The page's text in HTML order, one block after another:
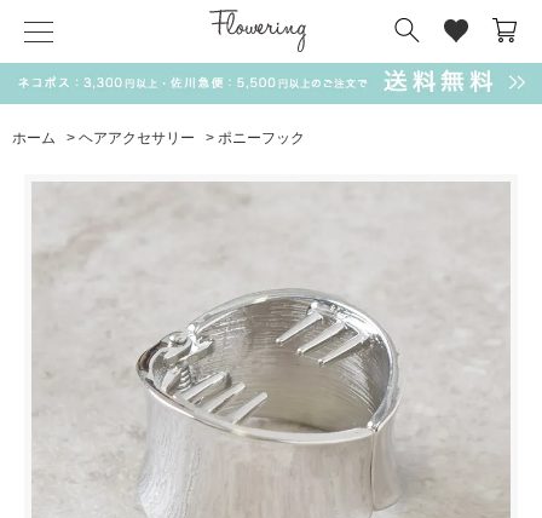
ホーム > ヘアアクセサリー > ポニーフック
気化冷却スカーフ matsui サンリオ キーポーチ
MAGUFIT チャーム ドラえもん
SALE